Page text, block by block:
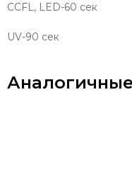
CCFL, LED-60 сек
UV-90 сек